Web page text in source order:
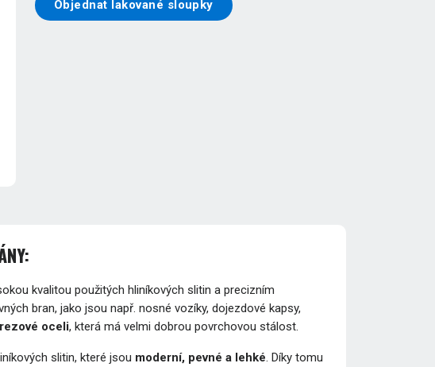
Objednat lakované sloupky
kvalitou použitých hliníkových slitin a precizním
bran, jako jsou např. nosné vozíky, dojezdové kapsy,
oceli, která má velmi dobrou povrchovou stálost.
slitin, které jsou moderní, pevné a lehké. Díky tomu